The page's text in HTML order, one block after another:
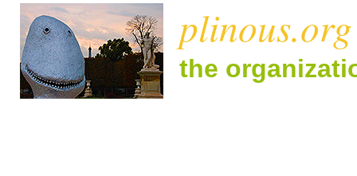
plinous.org
the